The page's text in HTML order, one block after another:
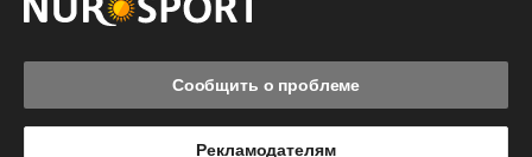
Сообщить о проблеме
Рекламодателям